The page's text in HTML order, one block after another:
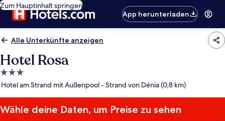
Zum Hauptinhalt springen
App herunterladen
Alle Unterkünfte anzeigen
Hotel Rosa
3.0-
Sterne-
Hotel am Strand mit Außenpool - Strand von Dénia (0,8 km)
Wähle deine Daten, um Preise zu sehen